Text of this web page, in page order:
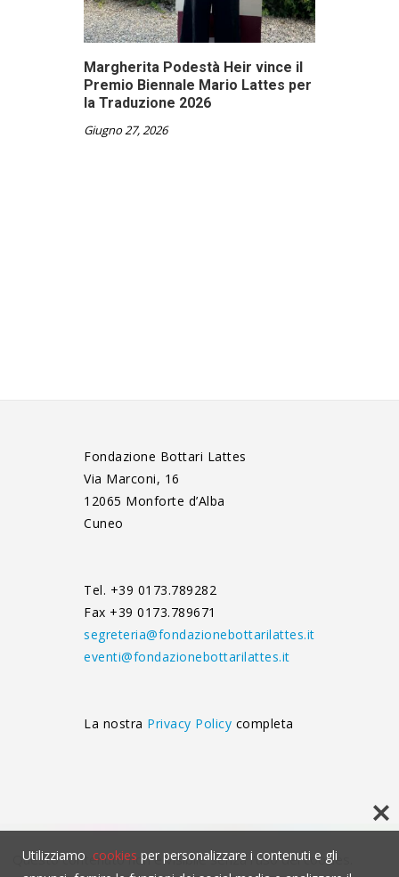
Margherita Podestà Heir vince il
Premio Biennale Mario Lattes per
la Traduzione 2026
Giugno 27, 2026
Fondazione Bottari Lattes
Via Marconi, 16
12065 Monforte d’Alba
Cuneo
Tel. +39 0173.789282
Fax +39 0173.789671
segreteria@fondazionebottarilattes.it
eventi@fondazionebottarilattes.it
La nostra Privacy Policy completa
Questo contenuto non è visibile senza l'uso dei cookies.
Utilizziamo cookies per personalizzare i contenuti e gli